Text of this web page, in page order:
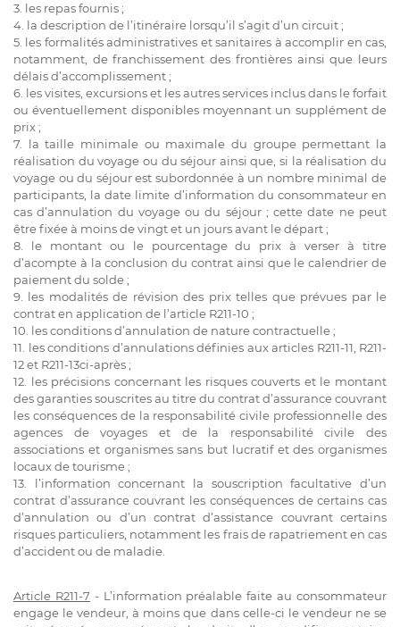
3. les repas fournis ;
4. la description de l’itinéraire lorsqu’il s’agit d’un circuit ;
5. les formalités administratives et sanitaires à accomplir en cas,
notamment, de franchissement des frontières ainsi que leurs
délais d’accomplissement ;
6. les visites, excursions et les autres services inclus dans le forfait
ou éventuellement disponibles moyennant un supplément de
prix ;
7. la taille minimale ou maximale du groupe permettant la
réalisation du voyage ou du séjour ainsi que, si la réalisation du
voyage ou du séjour est subordonnée à un nombre minimal de
participants, la date limite d’information du consommateur en
cas d’annulation du voyage ou du séjour ; cette date ne peut
être fixée à moins de vingt et un jours avant le départ ;
8. le montant ou le pourcentage du prix à verser à titre
d’acompte à la conclusion du contrat ainsi que le calendrier de
paiement du solde ;
9. les modalités de révision des prix telles que prévues par le
contrat en application de l’article R211-10 ;
10. les conditions d’annulation de nature contractuelle ;
11. les conditions d’annulations définies aux articles R211-11, R211-
12 et R211-13ci-après ;
12. les précisions concernant les risques couverts et le montant
des garanties souscrites au titre du contrat d’assurance couvrant
les conséquences de la responsabilité civile professionnelle des
agences de voyages et de la responsabilité civile des
associations et organismes sans but lucratif et des organismes
locaux de tourisme ;
13. l’information concernant la souscription facultative d’un
contrat d’assurance couvrant les conséquences de certains cas
d’annulation ou d’un contrat d’assistance couvrant certains
risques particuliers, notamment les frais de rapatriement en cas
d’accident ou de maladie.
Article R211-7 - L’information préalable faite au consommateur
engage le vendeur, à moins que dans celle-ci le vendeur ne se